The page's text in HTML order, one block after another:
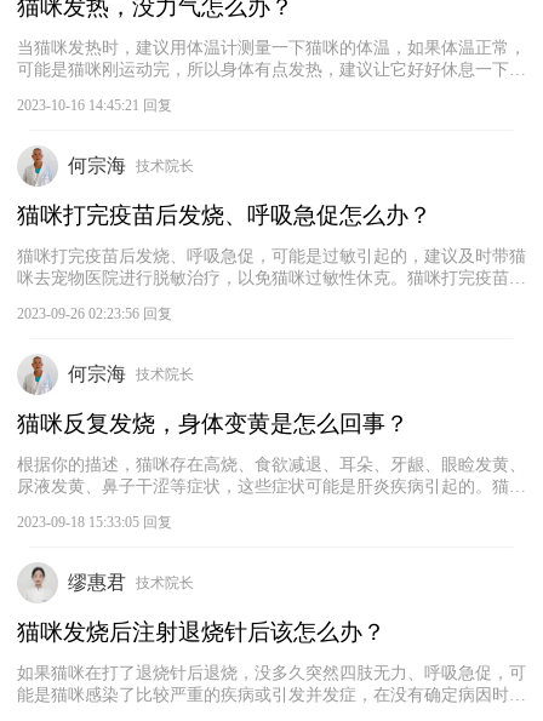
猫咪发热，没力气怎么办？
当猫咪发热时，建议用体温计测量一下猫咪的体温，如果体温正常，
可能是猫咪刚运动完，所以身体有点发热，建议让它好好休息一下。
很多，包括感冒、肺炎等，建议先对猫咪进行物理降温，如果猫咪持
他异常。如果猫咪的发热症状持续的时间较长，或者出现其他的异常
症状，建议及时带它就医，找出具体病因，进行对症治疗。
2023-10-16 14:45:21 回复
何宗海 技术院长
猫咪打完疫苗后发烧、呼吸急促怎么办？
猫咪打完疫苗后发烧、呼吸急促，可能是过敏引起的，建议及时带猫
咪去宠物医院进行脱敏治疗，以免猫咪过敏性休克。猫咪打完疫苗后
物医院治疗。猫咪因为疫苗而引起的过敏是无法自愈的，如果不及时
重视。
2023-09-26 02:23:56 回复
何宗海 技术院长
猫咪反复发烧，身体变黄是怎么回事？
根据你的描述，猫咪存在高烧、食欲减退、耳朵、牙龈、眼睑发黄、
尿液发黄、鼻子干涩等症状，这些症状可能是肝炎疾病引起的。猫咪
高、黄染等症状，猫咪往往表现为全身无力。建议及时带猫咪去宠物
确诊猫咪肝炎，一般需要使用抗菌药物，以及配合氨基糖苷类药物进
行治疗。
2023-09-18 15:33:05 回复
缪惠君 技术院长
猫咪发烧后注射退烧针后该怎么办？
如果猫咪在打了退烧针后退烧，没多久突然四肢无力、呼吸急促，可
能是猫咪感染了比较严重的疾病或引发并发症，在没有确定病因时注